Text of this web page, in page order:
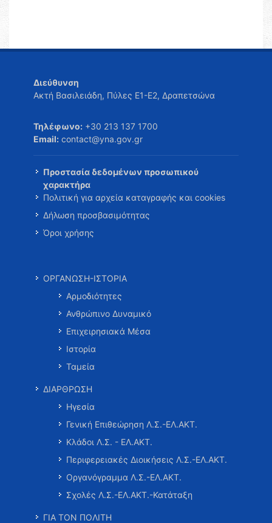
Διεύθυνση
Ακτή Βασιλειάδη, Πύλες Ε1-Ε2, Δραπετσώνα
Τηλέφωνο: +30 213 137 1700
Email: contact@yna.gov.gr
Προστασία δεδομένων προσωπικού
χαρακτήρα
Πολιτική για αρχεία καταγραφής και cookies
Δήλωση προσβασιμότητας
Όροι χρήσης
ΟΡΓΑΝΩΣΗ-ΙΣΤΟΡΙΑ
Αρμοδιότητες
Ανθρώπινο Δυναμικό
Επιχειρησιακά Μέσα
Ιστορία
Ταμεία
ΔΙΑΡΘΡΩΣΗ
Ηγεσία
Γενική Επιθεώρηση Λ.Σ.-ΕΛ.ΑΚΤ.
Κλάδοι Λ.Σ. - ΕΛ.ΑΚΤ.
Περιφερειακές Διοικήσεις Λ.Σ.-ΕΛ.ΑΚΤ.
Οργανόγραμμα Λ.Σ.-ΕΛ.ΑΚΤ.
Σχολές Λ.Σ.-ΕΛ.ΑΚΤ.-Κατάταξη
ΓΙΑ ΤΟΝ ΠΟΛΙΤΗ